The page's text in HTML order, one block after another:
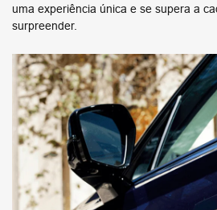
uma experiência única e se supera a
surpreender.